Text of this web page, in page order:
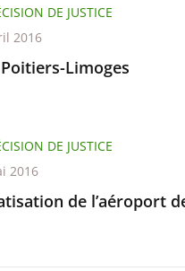
Poitiers-Limoges
DE JUSTICE
2016
de l’aéroport
DE JUSTICE
2016